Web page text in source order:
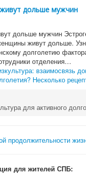
дольше мужчин
дольше мужчин
живут дольше.
долголетию
отделения…
взаимосвязь
Несколько
для активного
для жителей СПБ: